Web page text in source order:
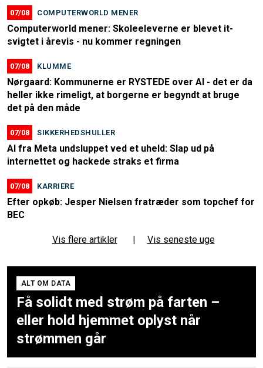
07/08 COMPUTERWORLD MENER
Computerworld mener: Skoleeleverne er blevet it-
svigtet i årevis - nu kommer regningen
07/08 KLUMME
Nørgaard: Kommunerne er RYSTEDE over AI - det er da
heller ikke rimeligt, at borgerne er begyndt at bruge
det på den måde
07/08 SIKKERHEDSHULLER
AI fra Meta undsluppet ved et uheld: Slap ud på
internettet og hackede straks et firma
07/08 KARRIERE
Efter opkøb: Jesper Nielsen fratræder som topchef for
BEC
Vis flere artikler Vis seneste uge
ALT OM DATA
Få solidt med strøm på farten –
eller hold hjemmet oplyst når
strømmen går